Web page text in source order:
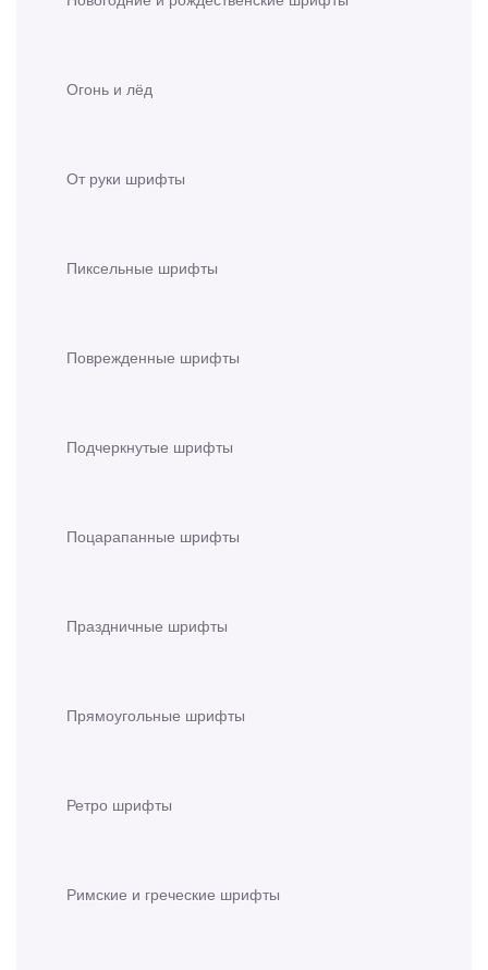
Огонь и лёд
От руки шрифты
Пиксельные шрифты
Поврежденные шрифты
Подчеркнутые шрифты
Поцарапанные шрифты
Праздничные шрифты
Прямоугольные шрифты
Ретро шрифты
Римские и греческие шрифты